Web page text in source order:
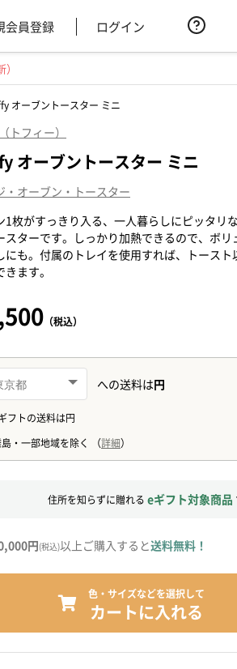
会員登録 ログイン
オーブントースター ミニ
トフィー）
オーブントースター ミニ
・オーブン・トースター
1枚がすっきり入る、一人暮らしにピッタリ
スターです。しっかり加熱できるので、ボ
にも。付属のトレイを使用すれば、トース
ます。
（税込）
住所を知らずに贈れる eギフト対象商品
円(税込)以上ご購入すると送料無料！
色・サイズなどを選択して
カートに入れる